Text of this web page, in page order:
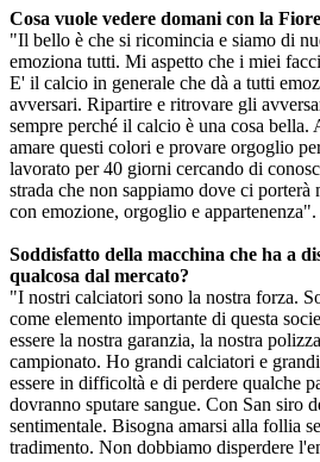
Cosa vuole vedere domani con la
"Il bello è che si ricomincia e siamo di
emoziona tutti. Mi aspetto che i miei
E' il calcio in generale che dà a tutti
avversari. Ripartire e ritrovare gli
sempre perché il calcio è una cosa
amare questi colori e provare orgoglio
lavorato per 40 giorni cercando di
strada che non sappiamo dove ci porterà
con emozione, orgoglio e appartenenza".
Soddisfatto della macchina che ha a
qualcosa dal mercato?
"I nostri calciatori sono la nostra forza.
come elemento importante di questa
essere la nostra garanzia, la nostra
campionato. Ho grandi calciatori e
essere in difficoltà e di perdere qualche
dovranno sputare sangue. Con San siro
sentimentale. Bisogna amarsi alla follia
tradimento. Non dobbiamo disperdere